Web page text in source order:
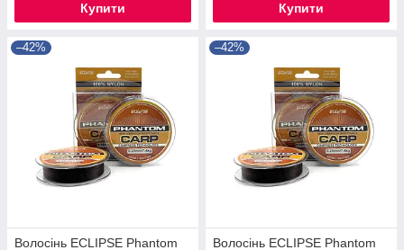
Купити Купити
–42%
Волосінь ECLIPSE Phantom
–42%
Волосінь ECLIPSE Phantom